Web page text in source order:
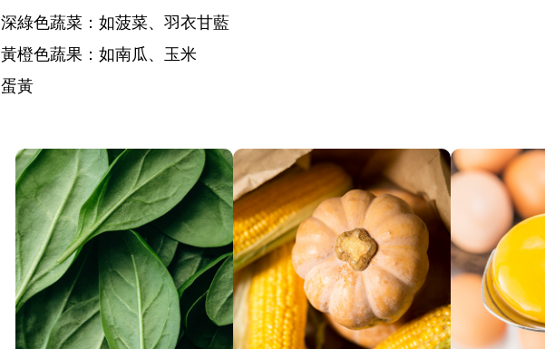
深綠色蔬菜：如菠菜、羽衣甘藍
黃橙色蔬果：如南瓜、玉米
蛋黃